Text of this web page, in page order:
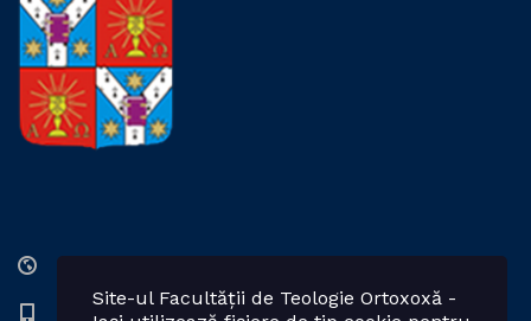
0232 201328; 0232 201102 int. 2424, 2423, 2425
Site-ul Facultății de Teologie Ortoxoxă -